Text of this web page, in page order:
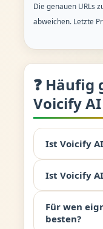
Die genauen URLs
abweichen. Letzte
❓
Voicify AI
Ist Voicify
Ist Voicify
Für wen
besten?